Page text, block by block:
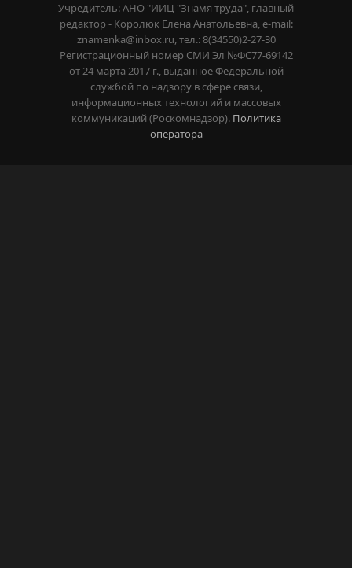
Учредитель: АНО "ИИЦ "Знамя труда", главный
редактор - Королюк Елена Анатольевна, e-mail:
znamenka@inbox.ru, тел.: 8(34550)2-27-30
Регистрационный номер СМИ Эл №ФС77-69142
от 24 марта 2017 г., выданное Федеральной
службой по надзору в сфере связи,
информационных технологий и массовых
коммуникаций (Роскомнадзор). Политика
оператора